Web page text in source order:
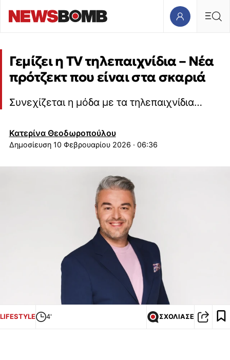
Γεμίζει η TV τηλεπαιχνίδια – Νέα
πρότζεκτ που είναι στα σκαριά
Συνεχίζεται η μόδα με τα τηλεπαιχνίδια…
Κατερίνα Θεοδωροπούλου
10 Φεβρουαρίου 2026 · 06:36
LIFESTYLE 4' ΣΧΟΛΙΑΣΕ